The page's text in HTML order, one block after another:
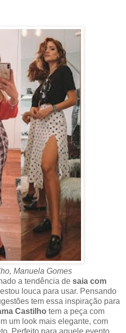
Manuela Gomes
a tendência de saia com
louca para usar. Pensando
tem essa inspiração para
Castilho tem a peça com
um look mais elegante, com
Perfeito para aquele evento